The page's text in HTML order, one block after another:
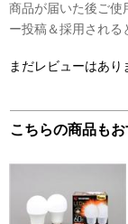
商品が届いた後ご使
ー投稿＆採用される
まだレビューはあり
こちらの商品も